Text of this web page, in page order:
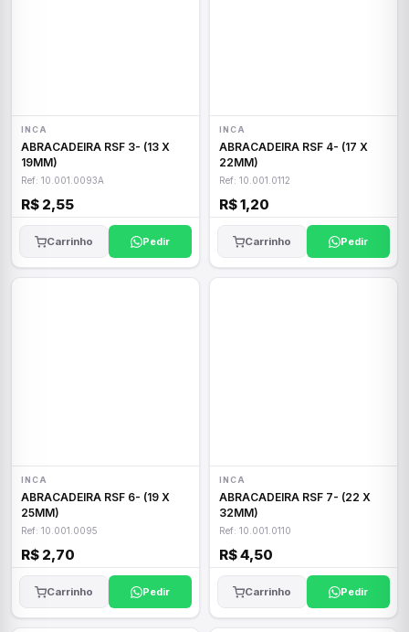
INCA
ABRACADEIRA RSF 3- (13 X
19MM)
Ref: 10.001.0093A
R$ 2,55
Carrinho Pedir
INCA
ABRACADEIRA RSF 4- (17 X
22MM)
Ref: 10.001.0112
R$ 1,20
Carrinho Pedir
INCA
ABRACADEIRA RSF 6- (19 X
25MM)
Ref: 10.001.0095
R$ 2,70
Carrinho Pedir
INCA
ABRACADEIRA RSF 7- (22 X
32MM)
Ref: 10.001.0110
R$ 4,50
Carrinho Pedir